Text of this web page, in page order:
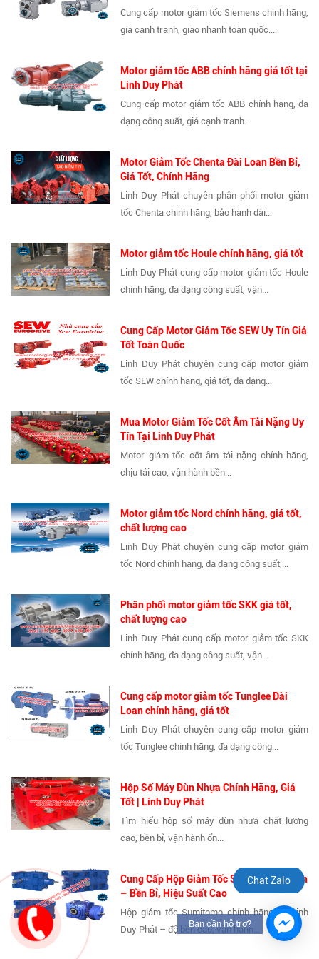
Cung cấp motor giảm tốc Siemens chính hãng,
giá cạnh tranh, giao nhanh toàn quốc....
Motor giảm tốc ABB chính hãng giá tốt tại
Linh Duy Phát
Cung cấp motor giảm tốc ABB chính hãng, đa
dạng công suất, giá cạnh tranh...
Motor Giảm Tốc Chenta Đài Loan Bền Bỉ,
Giá Tốt, Chính Hãng
Linh Duy Phát chuyên phân phối motor giảm
tốc Chenta chính hãng, bảo hành dài...
Motor giảm tốc Houle chính hãng, giá tốt
Linh Duy Phát cung cấp motor giảm tốc Houle
chính hãng, đa dạng công suất, vận...
Cung Cấp Motor Giảm Tốc SEW Uy Tín Giá
Tốt Toàn Quốc
Linh Duy Phát chuyên cung cấp motor giảm
tốc SEW chính hãng, giá tốt, đa dạng...
Mua Motor Giảm Tốc Cốt Âm Tải Nặng Uy
Tín Tại Linh Duy Phát
Motor giảm tốc cốt âm tải nặng chính hãng,
chịu tải cao, vận hành bền...
Motor giảm tốc Nord chính hãng, giá tốt,
chất lượng cao
Linh Duy Phát chuyên cung cấp motor giảm
tốc Nord chính hãng, đa dạng công suất,...
Phân phối motor giảm tốc SKK giá tốt,
chất lượng cao
Linh Duy Phát cung cấp motor giảm tốc SKK
chính hãng, đa dạng công suất, vận...
Cung cấp motor giảm tốc Tunglee Đài
Loan chính hãng, giá tốt
Linh Duy Phát chuyên cung cấp motor giảm
tốc Tunglee chính hãng, đa dạng công...
Hộp Số Máy Đùn Nhựa Chính Hãng, Giá
Tốt | Linh Duy Phát
Tìm hiểu hộp số máy đùn nhựa chất lượng
cao, bền bỉ, vận hành ổn...
Cung Cấp Hộp Giảm Tốc Sumitomo Uy Tín
– Bền Bỉ, Hiệu Suất Cao
Hộp giảm tốc Sumitomo chính hãng tại Linh
Duy Phát – độ bền cao, vận hành...
Chat Zalo
Bạn cần hỗ trợ?